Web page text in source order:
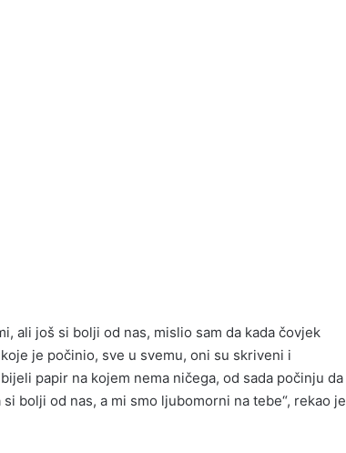
ali još si bolji od nas, mislio sam da kada čovjek
je počinio, sve u svemu, oni su skriveni i
papir na kojem nema ničega, od sada počinju da
bolji od nas, a mi smo ljubomorni na tebe“, rekao je